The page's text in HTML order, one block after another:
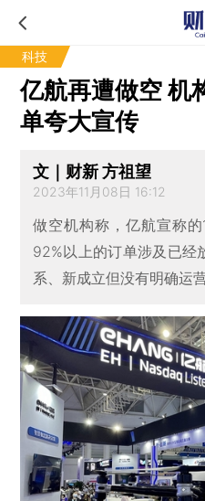
科技
亿航再遭做空 机
单夸大宣传
文｜财新 方祖望
2023年11月08日 16:12
做空机构称，亿航宣称
92%以上的订单涉及已经
系、新成立但没有明确运